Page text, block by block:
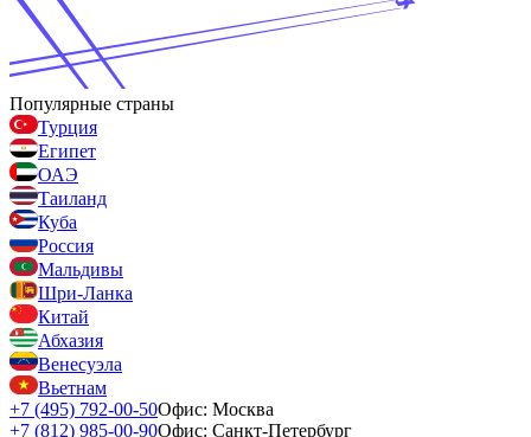
Популярные страны
Турция
Египет
ОАЭ
Таиланд
Куба
Россия
Мальдивы
Шри-Ланка
Китай
Абхазия
Венесуэла
Вьетнам
+7 (495) 792-00-50Офис: Москва
+7 (812) 985-00-90Офис: Санкт-Петербург